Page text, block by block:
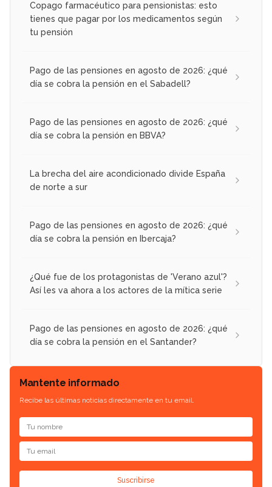
Copago farmacéutico para pensionistas: esto
tienes que pagar por los medicamentos según
tu pensión
Pago de las pensiones en agosto de 2026: ¿qué
día se cobra la pensión en el Sabadell?
Pago de las pensiones en agosto de 2026: ¿qué
día se cobra la pensión en BBVA?
La brecha del aire acondicionado divide España
de norte a sur
Pago de las pensiones en agosto de 2026: ¿qué
día se cobra la pensión en Ibercaja?
¿Qué fue de los protagonistas de 'Verano azul'?
Así les va ahora a los actores de la mítica serie
Pago de las pensiones en agosto de 2026: ¿qué
día se cobra la pensión en el Santander?
Mantente informado
Recibe las últimas noticias directamente en tu email.
Suscribirse